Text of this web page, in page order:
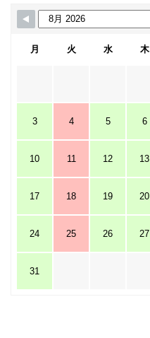
月 火 水 木
3 4 5 6
10 11 12 13
17 18 19 20
24 25 26 27
31